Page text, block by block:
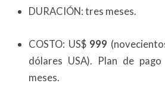
DURACIÓN: tres meses.
COSTO: US$ 999
dólares USA). Plan de
meses.